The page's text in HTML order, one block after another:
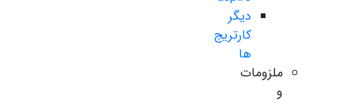
دیگر
کارتریج
ها
ملزومات
و